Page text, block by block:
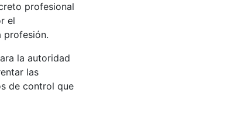
profesional
el
profesión.
la autoridad
las
de control que